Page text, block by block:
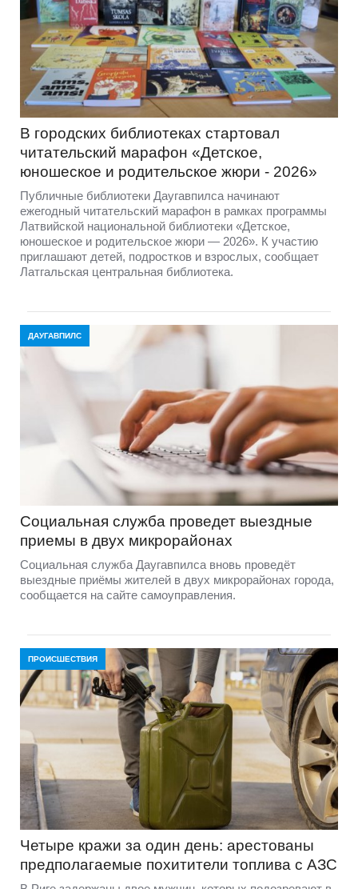
В городских библиотеках стартовал
читательский марафон «Детское,
юношеское и родительское жюри - 2026»
Публичные библиотеки Даугавпилса начинают
ежегодный читательский марафон в рамках программы
Латвийской национальной библиотеки «Детское,
юношеское и родительское жюри — 2026». К участию
приглашают детей, подростков и взрослых, сообщает
Латгальская центральная библиотека.
ДАУГАВПИЛС
Социальная служба проведет выездные
приемы в двух микрорайонах
Социальная служба Даугавпилса вновь проведёт
выездные приёмы жителей в двух микрорайонах города,
сообщается на сайте самоуправления.
ПРОИСШЕСТВИЯ
Четыре кражи за один день: арестованы
предполагаемые похитители топлива с АЗС